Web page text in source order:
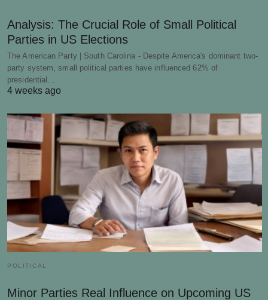
Analysis: The Crucial Role of Small Political
Parties in US Elections
The American Party | South Carolina - Despite America's dominant two-
party system, small political parties have influenced 62% of
presidential…
4 weeks ago
POLITICAL
Minor Parties Real Influence on Upcoming US